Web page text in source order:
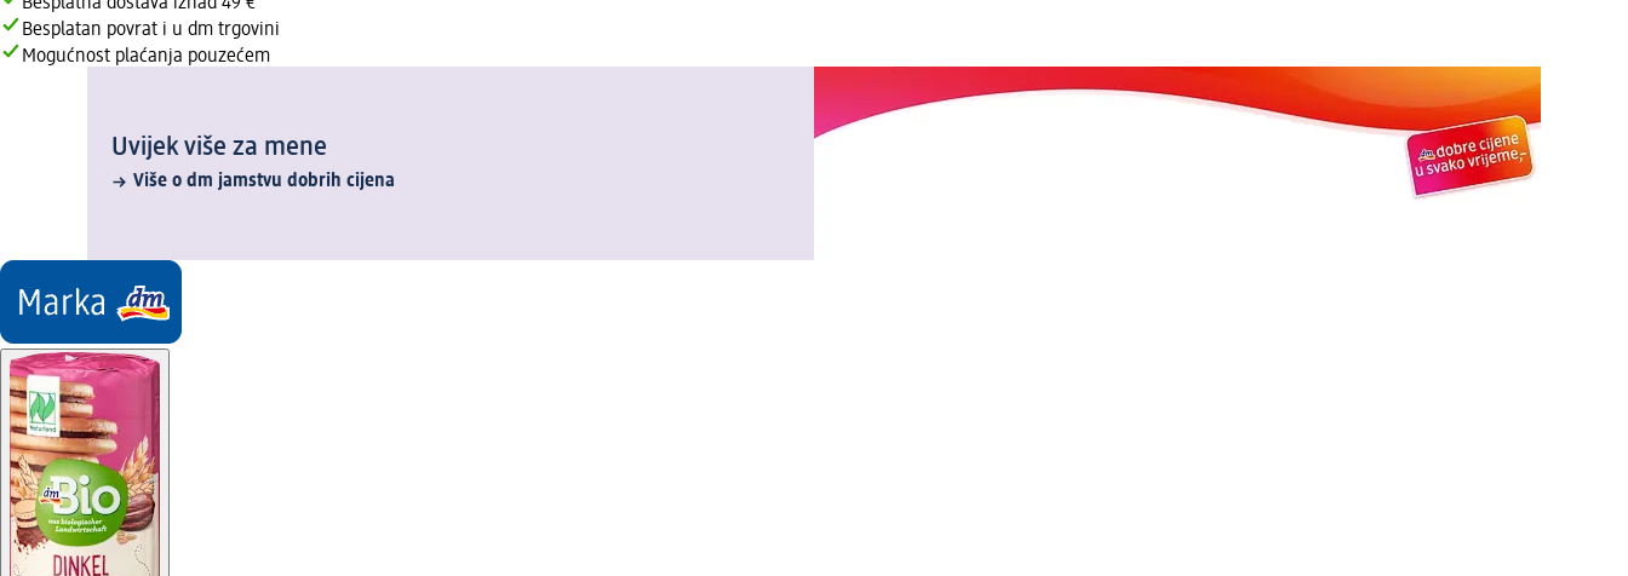
Besplatan povrat i u dm trgovini
Mogućnost plaćanja pouzećem
Uvijek više za mene
Više o dm jamstvu dobrih cijena